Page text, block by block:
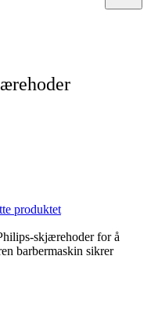
produktet
skjærehoder for å
barbermaskin sikrer